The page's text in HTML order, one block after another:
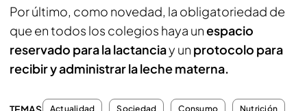
Por último, como novedad, la obligatoriedad de
que en todos los colegios haya unespacio
reservado para la lactanciay un protocolo para
recibir y administrar la leche materna.
Actualidad Sociedad Consumo Nutrición